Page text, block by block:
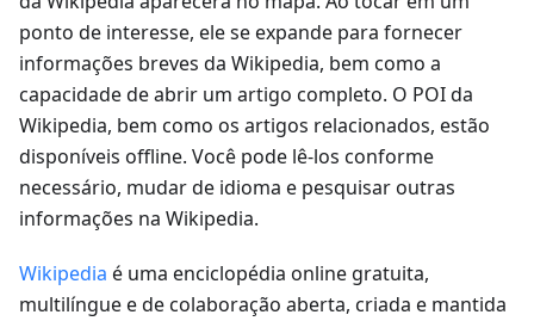
ponto de interesse, ele se expande para fornecer
informações breves da Wikipedia, bem como a
capacidade de abrir um artigo completo. O POI da
Wikipedia, bem como os artigos relacionados, estão
disponíveis offline. Você pode lê-los conforme
necessário, mudar de idioma e pesquisar outras
informações na Wikipedia.
Wikipedia é uma enciclopédia online gratuita,
multilíngue e de colaboração aberta, criada e mantida